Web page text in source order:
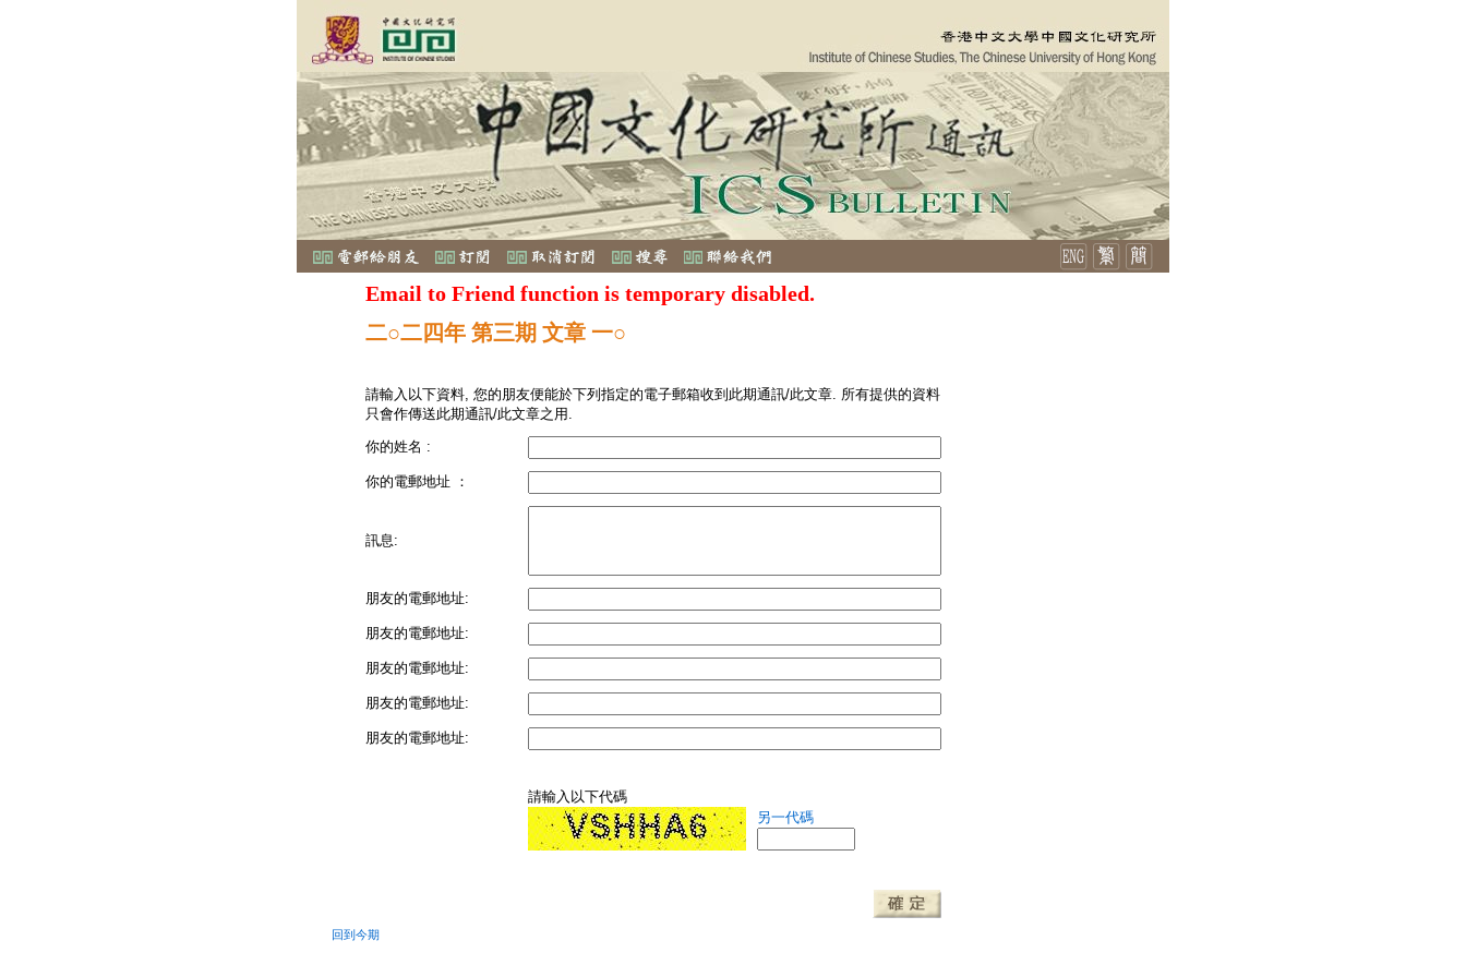
Email to Friend function is temporary disabled.
二○二四年 第三期 文章 一○
請輸入以下資料, 您的朋友便能於下列指定的電子郵箱收到此期通訊/此文章. 所有提供的資料
只會作傳送此期通訊/此文章之用.
你的姓名 :
你的電郵地址 ：
訊息:
朋友的電郵地址:
朋友的電郵地址:
朋友的電郵地址:
朋友的電郵地址:
朋友的電郵地址:
請輸入以下代碼
另一代碼
回到今期